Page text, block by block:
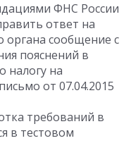
ФНС России
ответ на
органа сообщение с
пояснений в
налогу на
от 07.04.2015
требований в
в тестовом